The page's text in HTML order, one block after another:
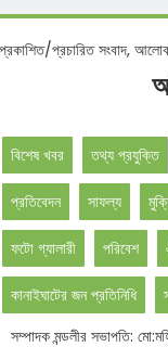
প্রচারিত সংবাদ,
বিশেষ খবর তথ্য প্রযুক্তি
প্রতিবেদন সাফল্য
ফটো গ্যালারী পরিবেশ
কানাইঘাটের জন প্রতিনিধি
সম্পাদক মন্ডলীর সভাপতি: